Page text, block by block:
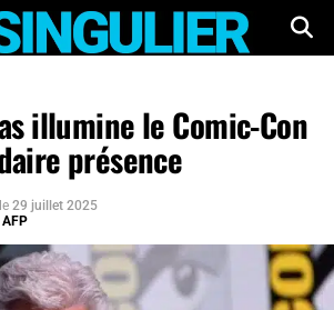
illumine le Comic-Con
présence
le 29 juillet 2025